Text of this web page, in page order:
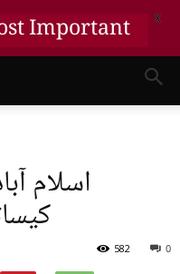
اسلام
0
582
Important X